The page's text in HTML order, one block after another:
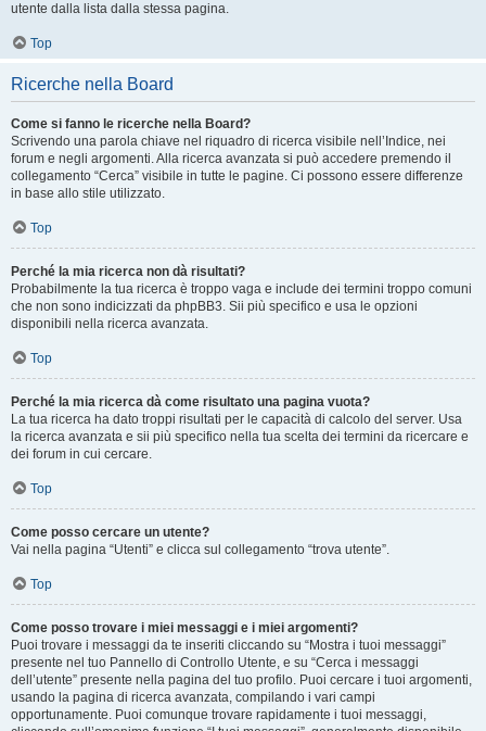
utente dalla lista dalla stessa pagina.
Top
Ricerche nella Board
Come si fanno le ricerche nella Board?
Scrivendo una parola chiave nel riquadro di ricerca visibile nell’Indice, nei
forum e negli argomenti. Alla ricerca avanzata si può accedere premendo il
collegamento “Cerca” visibile in tutte le pagine. Ci possono essere differenze
in base allo stile utilizzato.
Top
Perché la mia ricerca non dà risultati?
Probabilmente la tua ricerca è troppo vaga e include dei termini troppo comuni
che non sono indicizzati da phpBB3. Sii più specifico e usa le opzioni
disponibili nella ricerca avanzata.
Top
Perché la mia ricerca dà come risultato una pagina vuota?
La tua ricerca ha dato troppi risultati per le capacità di calcolo del server. Usa
la ricerca avanzata e sii più specifico nella tua scelta dei termini da ricercare e
dei forum in cui cercare.
Top
Come posso cercare un utente?
Vai nella pagina “Utenti” e clicca sul collegamento “trova utente”.
Top
Come posso trovare i miei messaggi e i miei argomenti?
Puoi trovare i messaggi da te inseriti cliccando su “Mostra i tuoi messaggi”
presente nel tuo Pannello di Controllo Utente, e su “Cerca i messaggi
dell’utente” presente nella pagina del tuo profilo. Puoi cercare i tuoi argomenti,
usando la pagina di ricerca avanzata, compilando i vari campi
opportunamente. Puoi comunque trovare rapidamente i tuoi messaggi,